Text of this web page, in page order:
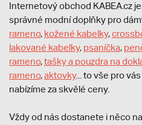
Internetový obchod KABEA.cz
správné modní doplňky pro
rameno, kožené kabelky,
lakované kabelky, psaníčka,
rameno,tašky a pouzdra na
rameno,aktovky... to vše pro
nabízíme za skvělé ceny.
Vždy od nás dostanete i něco